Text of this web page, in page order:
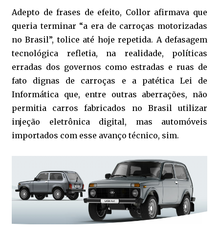
Adepto de frases de efeito, Collor afirmava que
queria terminar “a era de carroças motorizadas
no Brasil”, tolice até hoje repetida. A defasagem
tecnológica refletia, na realidade, políticas
erradas dos governos como estradas e ruas de
fato dignas de carroças e a patética Lei de
Informática que, entre outras aberrações, não
permitia carros fabricados no Brasil utilizar
injeção eletrônica digital, mas automóveis
importados com esse avanço técnico, sim.